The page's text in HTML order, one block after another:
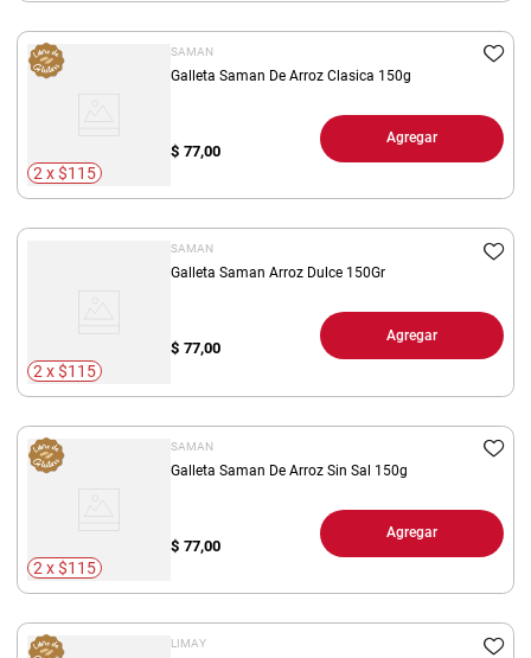
2 x $115
SAMAN
Galleta Saman De Arroz Clasica 150g
$ 77,00
Agregar
2 x $115
SAMAN
Galleta Saman Arroz Dulce 150Gr
$ 77,00
Agregar
2 x $115
SAMAN
Galleta Saman De Arroz Sin Sal 150g
$ 77,00
Agregar
LIMAY